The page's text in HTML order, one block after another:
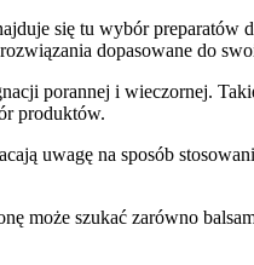
się tu wybór preparatów
dopasowane do
porannej i wieczornej.
produktów.
uwagę na sposób
może szukać zarówno